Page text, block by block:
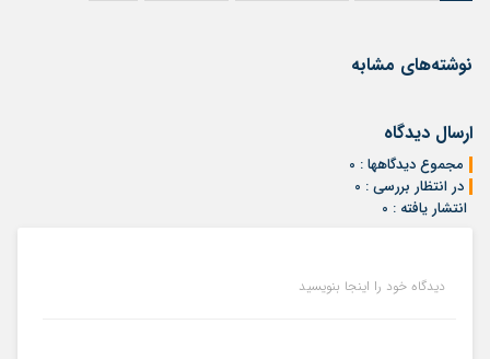
نوشته‌های مشابه
ارسال دیدگاه
مجموع دیدگاهها : 0
در انتظار بررسی : 0
انتشار یافته : 0
دیدگاه خود را اینجا بنویسید